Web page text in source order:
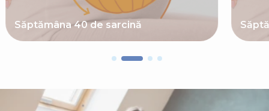
Săptămâna 40 de sarcină